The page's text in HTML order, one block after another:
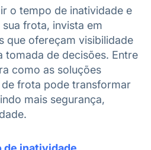
o tempo de inatividade e
frota, invista em
que ofereçam visibilidade
tomada de decisões. Entre
como as soluções
de frota pode transformar
mais segurança,